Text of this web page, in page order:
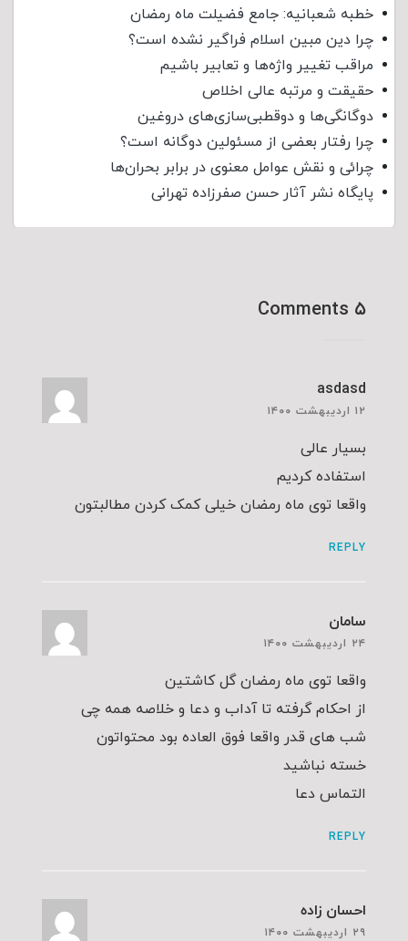
خطبه شعبانیه: جامع فضیلت ماه رمضان
چرا دین مبین اسلام فراگیر نشده است؟
مراقب تغییر واژه‌ها و تعابیر باشیم
حقیقت و مرتبه عالی اخلاص
دوگانگی‌ها و دوقطبی‌سازی‌های دروغین
چرا رفتار بعضی از مسئولین دوگانه است؟
چرائی و نقش عوامل معنوی در برابر بحران‌ها
پایگاه نشر آثار حسن صفرزاده تهرانی
۵ Comments
asdasd
۱۲ اردیبهشت ۱۴۰۰
بسیار عالی
استفاده کردیم
واقعا توی ماه رمضان خیلی کمک کردن مطالبتون
REPLY
سامان
۲۴ اردیبهشت ۱۴۰۰
واقعا توی ماه رمضان گل کاشتین
از احکام گرفته تا آداب و دعا و خلاصه همه چی
شب های قدر واقعا فوق العاده بود محتواتون
خسته نباشید
التماس دعا
REPLY
احسان زاده
۲۹ اردیبهشت ۱۴۰۰